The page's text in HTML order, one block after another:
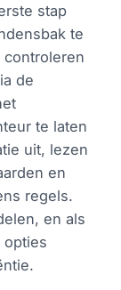
stap
te
de
te laten
uit, lezen
en
regels.
en als
opties